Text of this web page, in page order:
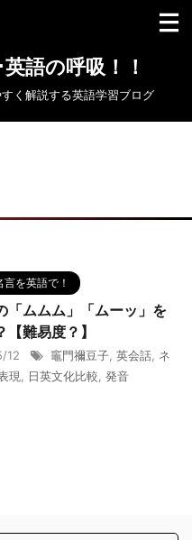
語の呼吸！！
く解説する英語学習ブログ
言を英語で！
「ムムム」「ムーッ」を
【難易度？】
12 竈門禰豆子 英会話 ネ
現
日英文化比較 発音